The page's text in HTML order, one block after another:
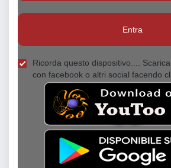
Entra
Ricorda questo dispositivo....
con facebook o altri social facendo